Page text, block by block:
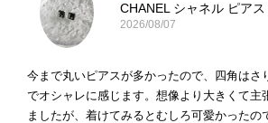
2026/08/07
今まで丸いピアスが多かったので、四角はさ
でオシャレに感じます。想像より大きくて主
ましたが、着けてみるとむしろ可愛かったの